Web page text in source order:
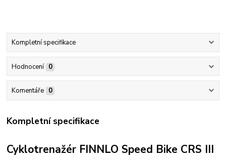
Kompletní specifikace
Hodnocení 0
Komentáře 0
Kompletní specifikace
Cyklotrenažér FINNLO Speed Bike CRS III